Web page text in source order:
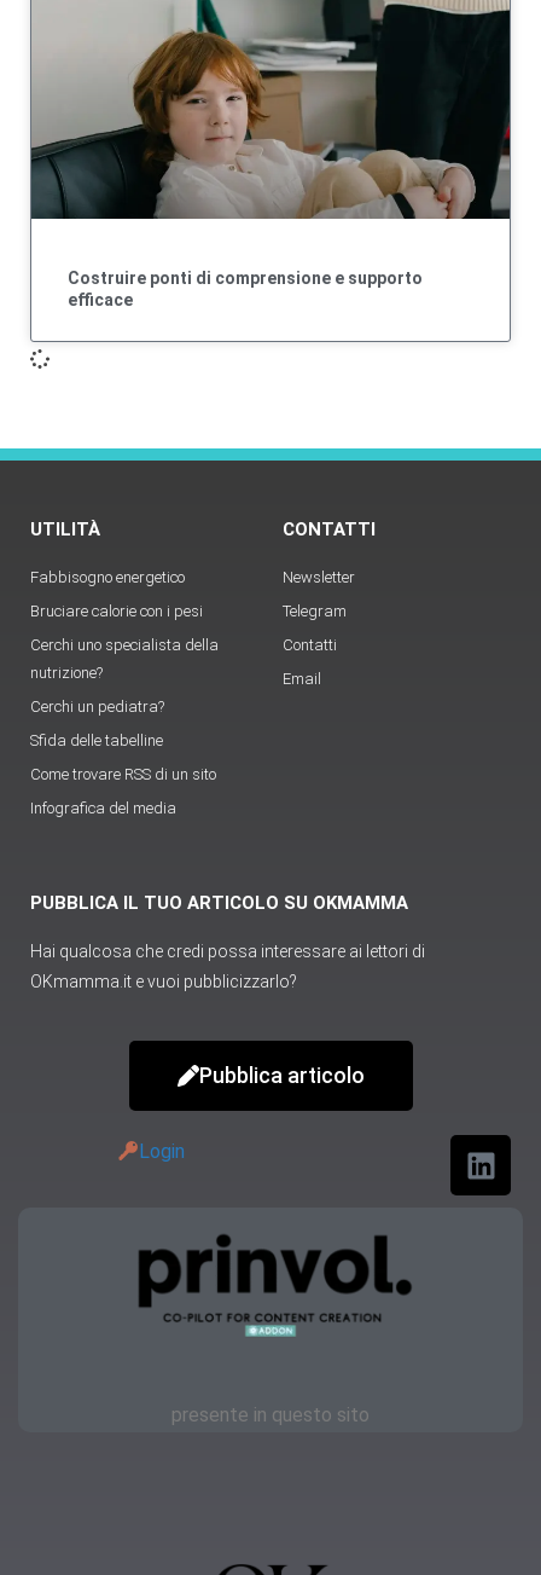
Costruire ponti di comprensione e supporto
efficace
UTILITÀ
Fabbisogno energetico
Bruciare calorie con i pesi
Cerchi uno specialista della
nutrizione?
Cerchi un pediatra?
Sfida delle tabelline
Come trovare RSS di un sito
Infografica del media
CONTATTI
Newsletter
Telegram
Contatti
Email
PUBBLICA IL TUO ARTICOLO SU OKMAMMA
Hai qualcosa che credi possa interessare ai lettori di
OKmamma.it e vuoi pubblicizzarlo?
Pubblica articolo
Login
presente in questo sito